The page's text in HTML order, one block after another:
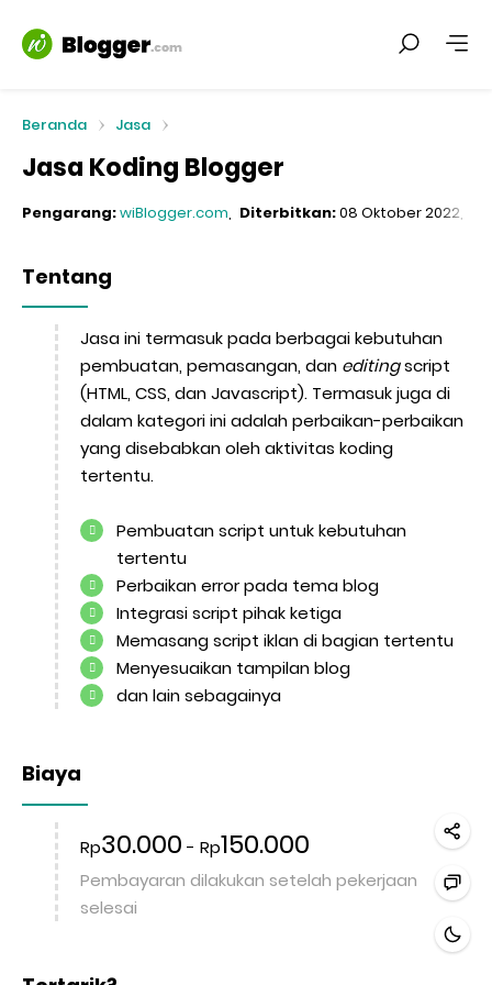
Beranda Jasa
Jasa Koding Blogger
Pengarang:wiBlogger.com Diterbitkan:08 Oktober 2022
Tentang
Jasa ini termasuk pada berbagai kebutuhan
pembuatan, pemasangan, dan editingscript
(HTML, CSS, dan Javascript). Termasuk juga di
dalam kategori ini adalah perbaikan-perbaikan
yang disebabkan oleh aktivitas koding
tertentu.
Pembuatan script untuk kebutuhan
tertentu
Perbaikan error pada tema blog
Integrasi script pihak ketiga
Memasang script iklan di bagian tertentu
Menyesuaikan tampilan blog
dan lain sebagainya
Biaya
Rp30.000 - Rp150.000
Pembayaran dilakukan setelah pekerjaan
selesai